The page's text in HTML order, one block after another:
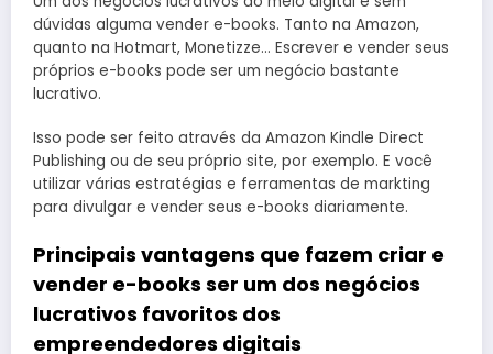
dúvidas alguma vender e-books. Tanto na Amazon,
quanto na Hotmart, Monetizze… Escrever e vender seus
próprios e-books pode ser um negócio bastante
lucrativo.
Isso pode ser feito através da Amazon Kindle Direct
Publishing ou de seu próprio site, por exemplo. E você
utilizar várias estratégias e ferramentas de markting
para divulgar e vender seus e-books diariamente.
Principais vantagens que fazem criar e
vender e-books ser um dos negócios
lucrativos favoritos dos
empreendedores digitais